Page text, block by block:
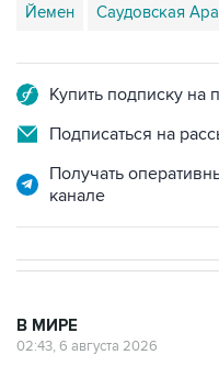
Йемен Саудовская
Купить подписку на
Подписаться на
Получать
канале
В МИРЕ
02:43, 6 августа 2026